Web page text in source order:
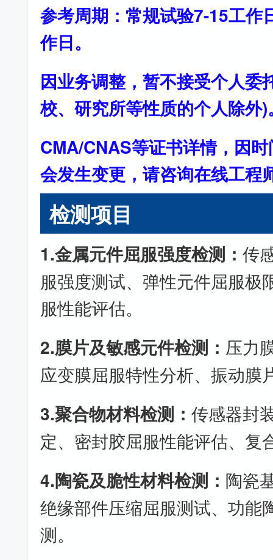
参考周期：常规试验7-15工作
作日。
因业务调整，暂不接受个人委
校、研究所等性质的个人除外)
CMA/CNAS等证书详情，因
会发生变更，请咨询在线工程
检测项目
1.金属元件屈服强度检测：传
服强度测试、弹性元件屈服极
服性能评估。
2.膜片及敏感元件检测： 压力
应变膜屈服特性分析、振动膜
3.聚合物材料检测：传感器封
定、密封胶屈服性能评估、复
4.陶瓷及脆性材料检测： 陶瓷
绝缘部件压缩屈服测试、功能
测。